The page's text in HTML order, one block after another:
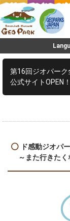
第16回ジオパー
公式サイトOPEN！
ド感動ジオパ
～また行きた